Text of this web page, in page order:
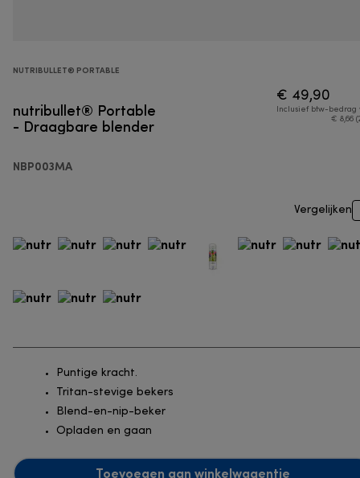
NUTRIBULLET® PORTABLE
nutribullet® Portable
- Draagbare blender
NBP003MA
€ 49,90
Inclusief btw-bedrag
€ 8,66
Vergelijken
Puntige kracht.
Tritan-stevige bekers
Blend-en-nip-beker
Opladen en gaan
Toevoegen aan winkelwagentje